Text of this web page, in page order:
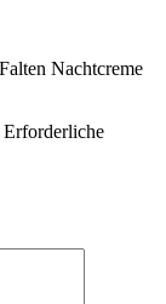
Nachtcreme
Erforderliche